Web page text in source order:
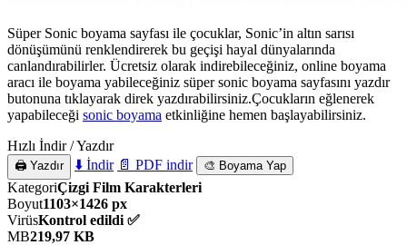
Süper Sonic boyama sayfası ile çocuklar, Sonic’in altın sarısı
dönüşümünü renklendirerek bu geçişi hayal dünyalarında
canlandırabilirler. Ücretsiz olarak indirebileceğiniz, online boyama
aracı ile boyama yabileceğiniz süper sonic boyama sayfasını yazdır
butonuna tıklayarak direk yazdırabilirsiniz.Çocukların eğlenerek
yapabileceği sonic boyama etkinliğine hemen başlayabilirsiniz.
Hızlı İndir / Yazdır
🖨️ Yazdır ⬇️ İndir 📄 PDF indir 🎨 Boyama Yap
KategoriÇizgi Film Karakterleri
Boyut1103×1426 px
VirüsKontrol edildi ✅
MB219,97 KB